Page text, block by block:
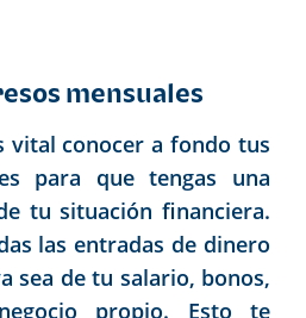
mensuales
vital conocer a fondo tus
para que tengas una
tu situación financiera.
las entradas de dinero
sea de tu salario, bonos,
propio. Esto te